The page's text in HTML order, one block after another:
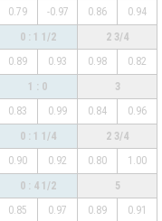
0.79
-0.97 0.86 0.94
0 : 1 1/2
2 3/4
0.89
0.93 0.98 0.82
1 : 0
3
0.83
0.99 0.84 0.96
0 : 1 1/4
2 3/4
0.90
0.92 0.80 1.00
0 : 4 1/2
5
0.85
0.97 0.89 0.91